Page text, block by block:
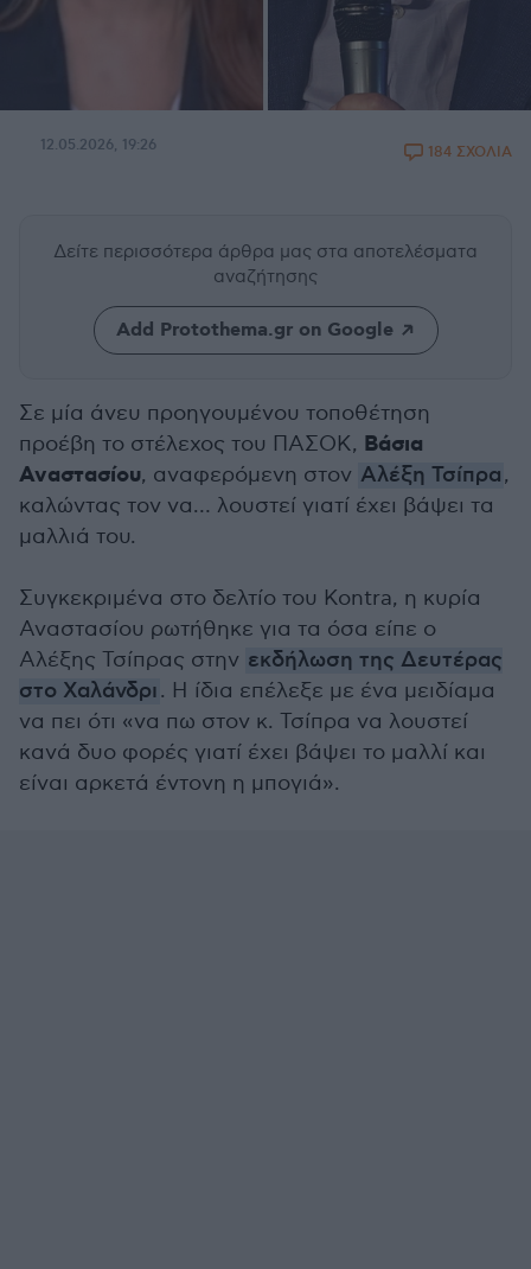
12.05.2026, 19:26 184 ΣΧΟΛΙΑ
Δείτε περισσότερα άρθρα μας στα αποτελέσματα
αναζήτησης
Add Protothema.gr on Google
Σε μία άνευ προηγουμένου τοποθέτηση
προέβη το στέλεχος του ΠΑΣΟΚ, Βάσια
Αναστασίου, αναφερόμενη στον Αλέξη Τσίπρα,
καλώντας τον να… λουστεί γιατί έχει βάψει τα
μαλλιά του.
Συγκεκριμένα στο δελτίο του Kontra, η κυρία
Αναστασίου ρωτήθηκε για τα όσα είπε ο
Αλέξης Τσίπρας στην εκδήλωση της Δευτέρας
στο Χαλάνδρι. Η ίδια επέλεξε με ένα μειδίαμα
να πει ότι «να πω στον κ. Τσίπρα να λουστεί
κανά δυο φορές γιατί έχει βάψει το μαλλί και
είναι αρκετά έντονη η μπογιά».